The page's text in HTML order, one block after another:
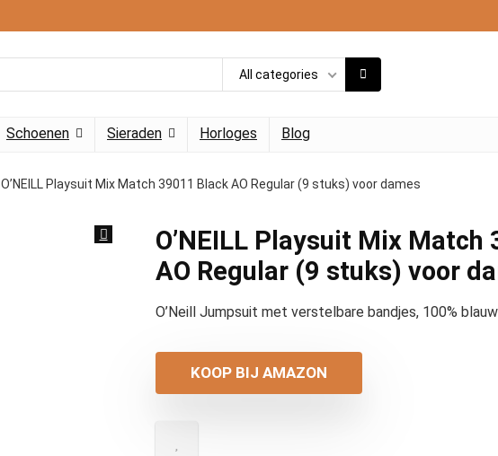
All categories
Schoenen Sieraden Horloges Blog
O’NEILL Playsuit Mix Match 39011 Black AO Regular (9 stuks) voor dames
O’NEILL Playsuit Mix Match
AO Regular (9 stuks) voor
O’Neill Jumpsuit met verstelbare bandjes, 100% blauw
KOOP BIJ AMAZON